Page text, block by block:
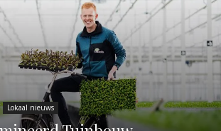
Lokaal nieuws